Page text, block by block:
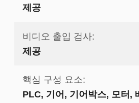
제공
비디오 출입 검사:
제공
핵심 구성 요소:
PLC, 기어, 기어박스, 모터,